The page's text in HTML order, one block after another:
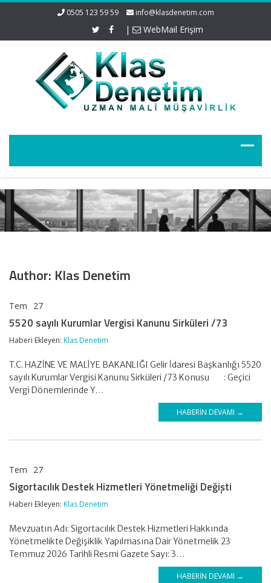
0505 123 59 59 info@klasdenetim.com
| WebMail Erişim
Author: Klas Denetim
Tem 27
5520 sayılı Kurumlar Vergisi Kanunu Sirküleri /73
Haberi Ekleyen: Klas Denetim
T.C. HAZİNE VE MALİYE BAKANLIĞI Gelir İdaresi Başkanlığı 5520
sayılı Kurumlar Vergisi Kanunu Sirküleri /73 Konusu : Geçici
Vergi Dönemlerinde Y…
HABERIN DEVAMI →
Tem 27
Sigortacılık Destek Hizmetleri Yönetmeliği Değişti
Haberi Ekleyen: Klas Denetim
Mevzuatın Adı: Sigortacılık Destek Hizmetleri Hakkında
Yönetmelikte Değişiklik Yapılmasına Dair Yönetmelik 23
Temmuz 2026 Tarihli Resmi Gazete Sayı: 3…
HABERIN DEVAMI →